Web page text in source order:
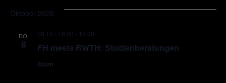
Oktober 2026
DO.
8 FH meets RWTH: Studienberatungen
08.10 - 18:00 - 19:00
Zoom